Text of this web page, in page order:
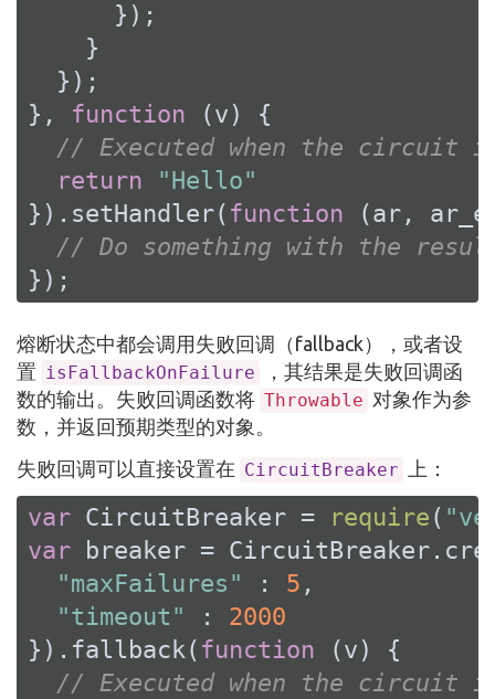
      });
    }
  });
}, function (v ) {
// Executed when the circuit is
return
"Hello"
}).setHandler( function (ar,
// Do something with the
});
熔断状态中都会调用失败回调（fallback），或者设
置 isFallbackOnFailure
，其结果是失败回调函
数的输出。失败回调函数将 Throwable 对象作为参
数，并返回预期类型的​​对象。
失败回调可以直接设置在 CircuitBreaker 上：
var CircuitBreaker = require (
var breaker =
"maxFailures"
: 5 ,
"timeout"
: 2000
}).fallback( function (v ) {
// Executed when the circuit